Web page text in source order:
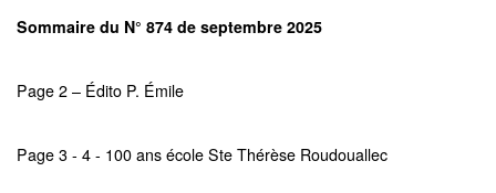
Sommaire du N° 874 de septembre 2025
Page 2 – Édito P. Émile
Page 3 - 4 - 100 ans école Ste Thérèse Roudouallec